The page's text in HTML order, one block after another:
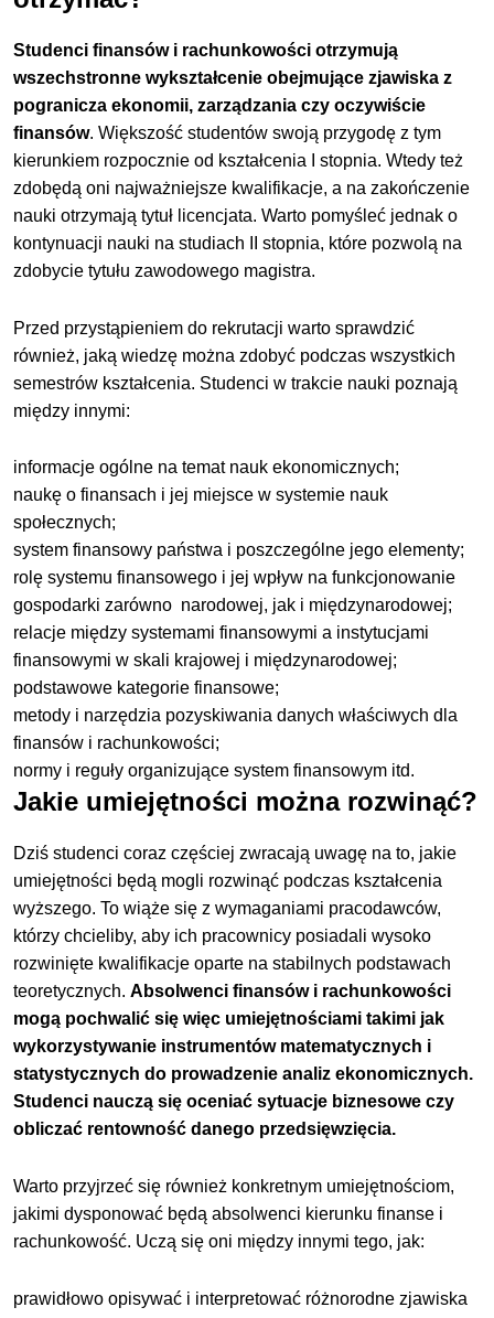
Studenci finansów i rachunkowości otrzymują
wszechstronne wykształcenie obejmujące zjawiska z
pogranicza ekonomii, zarządzania czy oczywiście
finansów. Większość studentów swoją przygodę z tym
kierunkiem rozpocznie od kształcenia I stopnia. Wtedy też
zdobędą oni najważniejsze kwalifikacje, a na zakończenie
nauki otrzymają tytuł licencjata. Warto pomyśleć jednak o
kontynuacji nauki na studiach II stopnia, które pozwolą na
zdobycie tytułu zawodowego magistra.
Przed przystąpieniem do rekrutacji warto sprawdzić
również, jaką wiedzę można zdobyć podczas wszystkich
semestrów kształcenia. Studenci w trakcie nauki poznają
między innymi:
informacje ogólne na temat nauk ekonomicznych;
naukę o finansach i jej miejsce w systemie nauk
społecznych;
system finansowy państwa i poszczególne jego elementy;
rolę systemu finansowego i jej wpływ na funkcjonowanie
gospodarki zarówno narodowej, jak i międzynarodowej;
relacje między systemami finansowymi a instytucjami
finansowymi w skali krajowej i międzynarodowej;
podstawowe kategorie finansowe;
metody i narzędzia pozyskiwania danych właściwych dla
finansów i rachunkowości;
normy i reguły organizujące system finansowym itd.
Jakie umiejętności można rozwinąć?
Dziś studenci coraz częściej zwracają uwagę na to, jakie
umiejętności będą mogli rozwinąć podczas kształcenia
wyższego. To wiąże się z wymaganiami pracodawców,
którzy chcieliby, aby ich pracownicy posiadali wysoko
rozwinięte kwalifikacje oparte na stabilnych podstawach
teoretycznych.Absolwenci finansów i rachunkowości
mogą pochwalić się więc umiejętnościami takimi jak
wykorzystywanie instrumentów matematycznych i
statystycznych do prowadzenie analiz ekonomicznych.
Studenci nauczą się oceniać sytuacje biznesowe czy
obliczać rentowność danego przedsięwzięcia.
Warto przyjrzeć się również konkretnym umiejętnościom,
jakimi dysponować będą absolwenci kierunku finanse i
rachunkowość. Uczą się oni między innymi tego, jak:
prawidłowo opisywać i interpretować różnorodne zjawiska